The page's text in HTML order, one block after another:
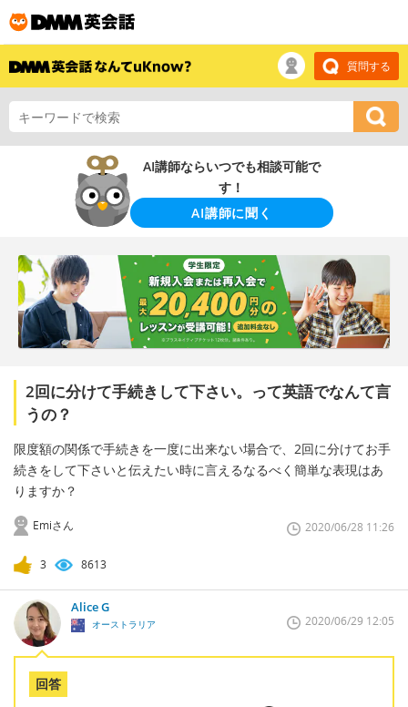
質問する
AI講師ならいつでも相談可能で
す！
AI講師に聞く
2回に分けて手続きして下さい。って英語でなんて言
うの？
限度額の関係で手続きを一度に出来ない場合で、2回に分けてお手
続きをして下さいと伝えたい時に言えるなるべく簡単な表現はあ
りますか？
Emiさん 2020/06/28 11:26
3 8613
Alice G
オーストラリア 2020/06/29 12:05
回答